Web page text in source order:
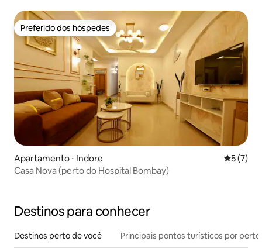
Preferido dos hóspedes
Preferido dos hóspedes
Apartamento ⋅ Indore 5 de
5 (7)
Casa Nova (perto do Hospital Bombay)
Destinos para conhecer
Destinos perto de você Principais pontos turísticos por perto